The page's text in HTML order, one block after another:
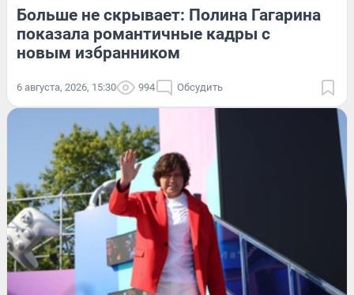
Больше не скрывает: Полина Гагарина
показала романтичные кадры с
новым избранником
6 августа, 2026, 15:30 994 Обсудить